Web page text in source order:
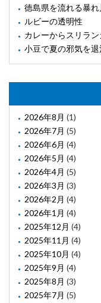
徳島県を流れる暴れ
ルビーの透明性
カレーからスリラン
小豆で夏の邪気を退
2026年8月 (1)
2026年7月 (5)
2026年6月 (4)
2026年5月 (4)
2026年4月 (5)
2026年3月 (3)
2026年2月 (4)
2026年1月 (4)
2025年12月 (4)
2025年11月 (4)
2025年10月 (4)
2025年9月 (4)
2025年8月 (3)
2025年7月 (5)